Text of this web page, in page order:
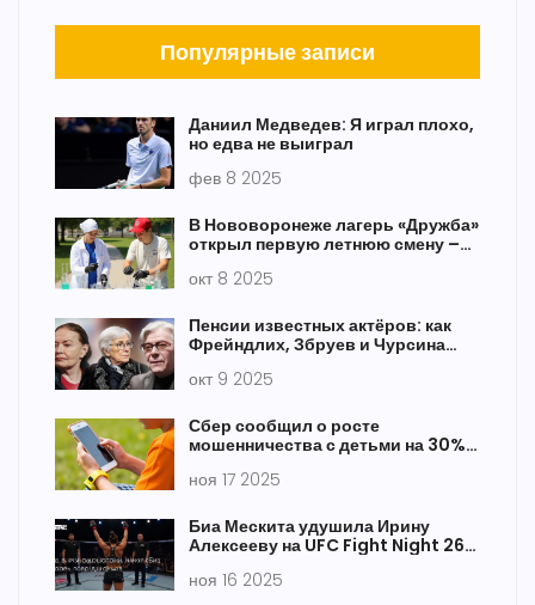
Популярные записи
Даниил Медведев: Я играл плохо,
но едва не выиграл
фев 8 2025
В Нововоронеже лагерь «Дружба»
открыл первую летнюю смену –
окт 8 2025
Пенсии известных актёров: как
Фрейндлих, Збруев и Чурсина
окт 9 2025
Сбер сообщил о росте
мошенничества с детьми на 30%
ноя 17 2025
Биа Мескита удушила Ирину
Алексееву на UFC Fight Night 261
ноя 16 2025